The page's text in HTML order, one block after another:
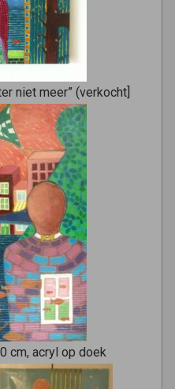
niet meer” (verkocht]
cm, acryl op doek